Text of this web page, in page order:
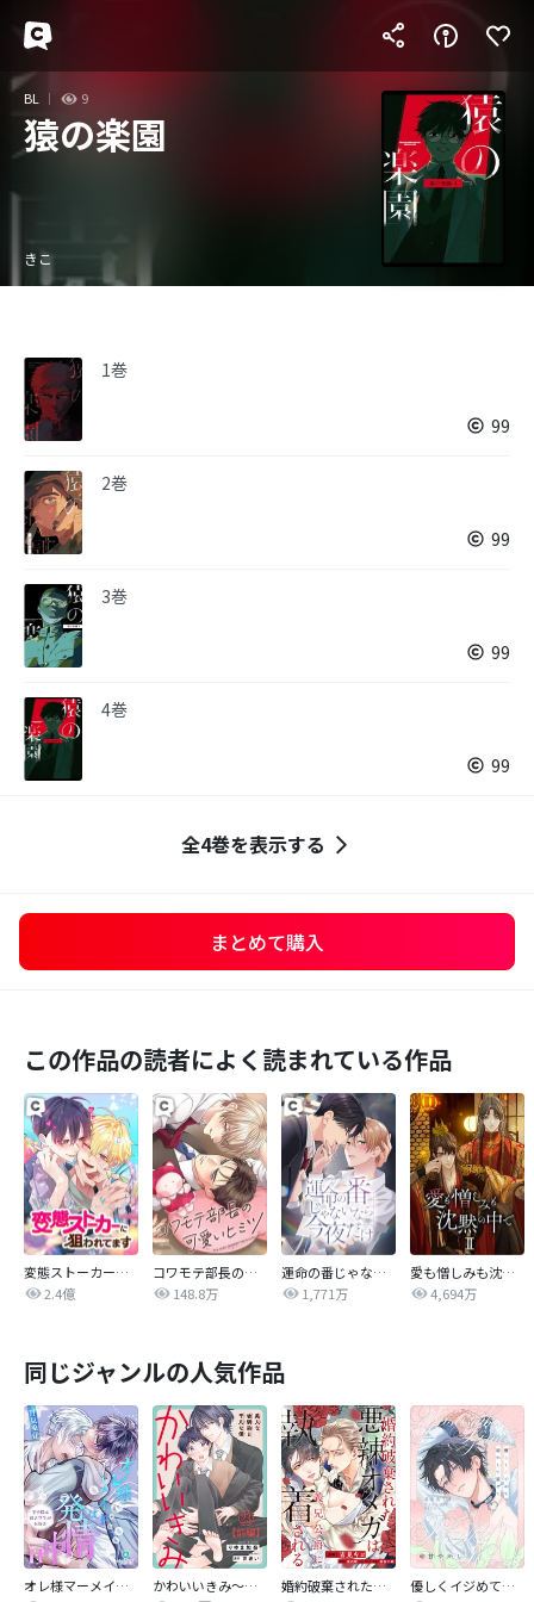
BL 9
猿の楽園
きこ
1巻
99
2巻
99
3巻
99
4巻
99
全4巻を表示する
まとめて購入
この作品の読者によく読まれている作品
変態ストーカーに狙われてます
2.4億
コワモテ部長の可愛いヒミツ
148.8万
運命の番じゃないなら今夜だけ
1,771万
愛も憎しみも沈黙の中で
4,694万
同じジャンルの人気作品
オレ様マーメイドは発情中～王子様は貧乏学生がお好き～
かわいいきみ～美人な幼馴染と平凡な僕～
婚約破棄された悪辣オメガは義兄公爵に執着される 【連載版】
優しくイジめて溶かして混ぜて